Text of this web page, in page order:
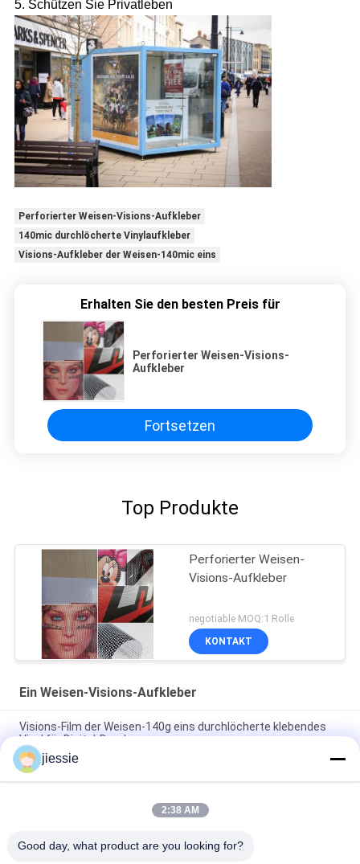
5. Schützen Sie Privatleben
Perforierter Weisen-Visions-Aufkleber
140mic durchlöcherte Vinylaufkleber
Visions-Aufkleber der Weisen-140mic eins
Erhalten Sie den besten Preis für
Perforierter Weisen-Visions-
Aufkleber
Fortsetzen
Top Produkte
Perforierter Weisen-
Visions-Aufkleber
negotiable MOQ:1 Rolle
KONTAKT
Ein Weisen-Visions-Aufkleber
Visions-Film der Weisen-140g eins durchlöcherte klebendes
Vinyl für Digital-Drucken
Bedruckbare Weisen-Visions-perforierter Vinylaufkleber 40%
Transparenz-eine für Fenster-Werbung
Perforiertes Weisen-Visions-MikroAbziehbild des Vinyleins
jiessie
2:38 AM
Good day, what product are you looking for?